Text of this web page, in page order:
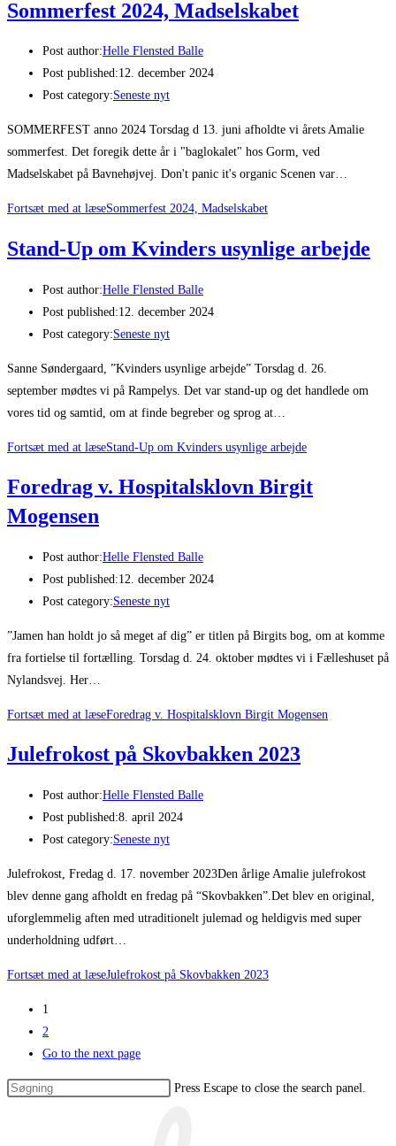
Sommerfest 2024, Madselskabet
Post author:Helle Flensted Balle
Post published:12. december 2024
Post category:Seneste nyt
SOMMERFEST anno 2024 Torsdag d 13. juni afholdte vi årets Amalie
sommerfest. Det foregik dette år i "baglokalet" hos Gorm, ved
Madselskabet på Bavnehøjvej. Don't panic it's organic Scenen var…
Fortsæt med at læseSommerfest 2024, Madselskabet
Stand-Up om Kvinders usynlige arbejde
Post author:Helle Flensted Balle
Post published:12. december 2024
Post category:Seneste nyt
Sanne Søndergaard, ”Kvinders usynlige arbejde” Torsdag d. 26.
september mødtes vi på Rampelys. Det var stand-up og det handlede om
vores tid og samtid, om at finde begreber og sprog at…
Fortsæt med at læseStand-Up om Kvinders usynlige arbejde
Foredrag v. Hospitalsklovn Birgit
Mogensen
Post author:Helle Flensted Balle
Post published:12. december 2024
Post category:Seneste nyt
”Jamen han holdt jo så meget af dig” er titlen på Birgits bog, om at komme
fra fortielse til fortælling. Torsdag d. 24. oktober mødtes vi i Fælleshuset på
Nylandsvej. Her…
Fortsæt med at læseForedrag v. Hospitalsklovn Birgit Mogensen
Julefrokost på Skovbakken 2023
Post author:Helle Flensted Balle
Post published:8. april 2024
Post category:Seneste nyt
Julefrokost, Fredag d. 17. november 2023Den årlige Amalie julefrokost
blev denne gang afholdt en fredag på “Skovbakken”.Det blev en original,
uforglemmelig aften med utraditionelt julemad og heldigvis med super
underholdning udført…
Fortsæt med at læseJulefrokost på Skovbakken 2023
1
2
Go to the next page
Press Escape to close the search panel.